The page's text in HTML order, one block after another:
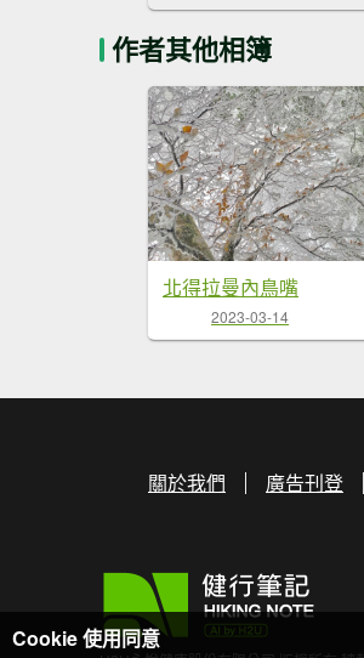
作者其他相簿
北得拉曼內鳥嘴
2023-03-14
關於我們 廣告刊登
Cookie 使用同意